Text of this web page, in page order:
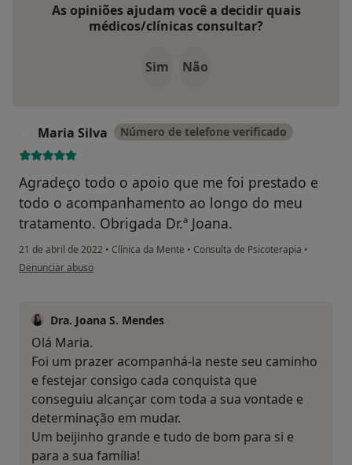
As opiniões ajudam você a decidir quais
médicos/clínicas consultar?
Sim Não
Maria Silva Número de telefone verificado
Agradeço todo o apoio que me foi prestado e
todo o acompanhamento ao longo do meu
tratamento. Obrigada Dr.ª Joana.
21 de abril de 2022 • Clínica da Mente • Consulta de Psicoterapia •
na opinião do utilizador Maria Silva
Denunciar abuso
Dra. Joana S. Mendes
Olá Maria.
Foi um prazer acompanhá-la neste seu caminho
e festejar consigo cada conquista que
conseguiu alcançar com toda a sua vontade e
determinação em mudar.
Um beijinho grande e tudo de bom para si e
para a sua família!